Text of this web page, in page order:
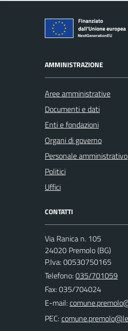
AMMINISTRAZIONE
Aree amministrative
Documenti e dati
Enti e fondazioni
Organi di governo
Personale amministrativo
Politici
Uffici
CONTATTI
Via Ranica n. 105
24020 Premolo (BG)
P.Iva: 00530750165
Telefono:035/701059
Fax: 035/704024
E-mail:
PEC: